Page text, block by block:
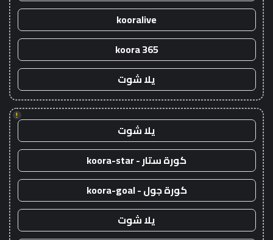
kooralive
koora 365
يلا شوت
!
يلا شوت
كورة ستار - koora-star
كورة جول - koora-goal
يلا شوت